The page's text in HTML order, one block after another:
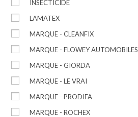
INSECTICIDE
LAMATEX
MARQUE - CLEANFIX
MARQUE - FLOWEY AUTOMOBILES
MARQUE - GIORDA
MARQUE - LE VRAI
MARQUE - PRODIFA
MARQUE - ROCHEX